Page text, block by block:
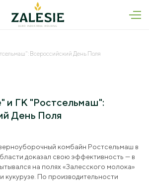
Всероссийский День Поля
и ГК "Ростсельмаш":
День Поля
комбайн Ростсельмаш в
доказал свою эффективность — в
на полях «Залесского молока»
кукурузе. По производительности